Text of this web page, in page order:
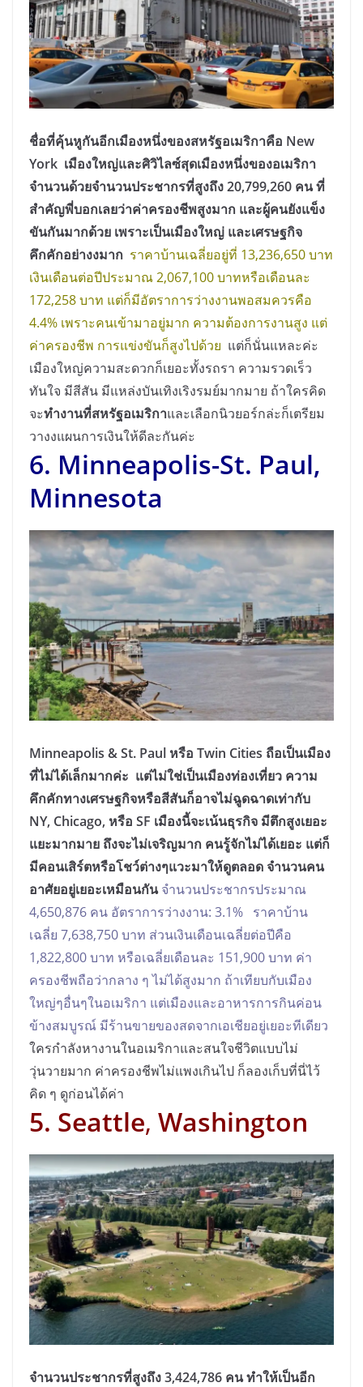
ชื่อที่คุ้นหูกันอีกเมืองหนึ่งของสหรัฐอเมริกาคือ New
York เมืองใหญ่และศิวิไลซ์สุดเมืองหนึ่งของอเมริกา
จำนวนด้วยจำนวนประชากรที่สูงถึง 20,799,260 คน ที่
สำคัญพี่บอกเลยว่าค่าครองชีพสูงมาก และผู้คนยังแข็ง
ขันกันมากด้วย เพราะเป็นเมืองใหญ่ และเศรษฐกิจ
คึกคักอย่างงมาก ราคาบ้านเฉลี่ยอยู่ที่ 13,236,650 บาท
เงินเดือนต่อปีประมาณ 2,067,100 บาทหรือเดือนละ
172,258 บาท แต่ก็มีอัตราการว่างงานพอสมควรคือ
4.4% เพราะคนเข้ามาอยู่มาก ความต้องการงานสูง แต่
ค่าครองชีพ การแข่งขันก็สูงไปด้วย แต่ก็นั่นแหละค่ะ
เมืองใหญ่ความสะดวกก็เยอะทั้งรถรา ความรวดเร็ว
ทันใจ มีสีสัน มีแหล่งบันเทิงเริงรมย์มากมาย ถ้าใครคิด
จะทำงานที่สหรัฐอเมริกาและเลือกนิวยอร์กล่ะก็เตรียม
วางงแผนการเงินให้ดีละกันค่ะ
6. Minneapolis-St. Paul,
Minnesota
Minneapolis & St. Paul หรือ Twin Cities ถือเป็นเมือง
ที่ไม่ได้เล็กมากค่ะ แต่ไม่ใช่เป็นเมืองท่องเที่ยว ความ
คึกคักทางเศรษฐกิจหรือสีสันก็อาจไม่ฉูดฉาดเท่ากับ
NY, Chicago, หรือ SF เมืองนี้จะเน้นธุรกิจ มีตึกสูงเยอะ
แยะมากมาย ถึงจะไม่เจริญมาก คนรู้จักไม่ได้เยอะ แต่ก็
มีคอนเสิร์ตหรือโชว์ต่างๆแวะมาให้ดูตลอด จำนวนคน
อาศัยอยู่เยอะเหมือนกันจำนวนประชากรประมาณ
4,650,876 คน อัตราการว่างงาน: 3.1% ราคาบ้าน
เฉลี่ย 7,638,750 บาท ส่วนเงินเดือนเฉลี่ยต่อปีคือ
1,822,800 บาท หรือเฉลี่ยเดือนละ 151,900 บาท ค่า
ครองชีพถือว่ากลาง ๆ ไม่ได้สูงมาก ถ้าเทียบกับเมือง
ใหญ่ๆอื่นๆในอเมริกา แต่เมืองและอาหารการกินค่อน
ข้างสมบูรณ์ มีร้านขายของสดจากเอเชียอยู่เยอะทีเดียว
ใครกำลังหางานในอเมริกาและสนใจชีวิตแบบไม่
วุ่นวายมาก ค่าครองชีพไม่แพงเกินไป ก็ลองเก็บที่นี่ไว้
คิด ๆ ดูก่อนได้ค่า
5. Seattle, Washington
จำนวนประชากรที่สูงถึง 3,424,786 คน ทำให้เป็นอีก